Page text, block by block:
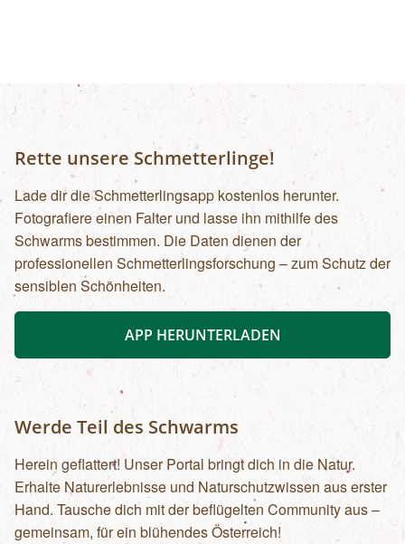
Rette unsere Schmetterlinge!
Lade dir die Schmetterlingsapp kostenlos herunter.
Fotografiere einen Falter und lasse ihn mithilfe des
Schwarms bestimmen. Die Daten dienen der
professionellen Schmetterlingsforschung – zum Schutz der
sensiblen Schönheiten.
APP HERUNTERLADEN
Werde Teil des Schwarms
Herein geflattert! Unser Portal bringt dich in die Natur.
Erhalte Naturerlebnisse und Naturschutzwissen aus erster
Hand. Tausche dich mit der beflügelten Community aus –
gemeinsam, für ein blühendes Österreich!